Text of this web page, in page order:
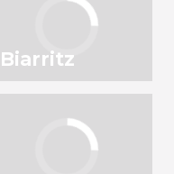
Biarritz